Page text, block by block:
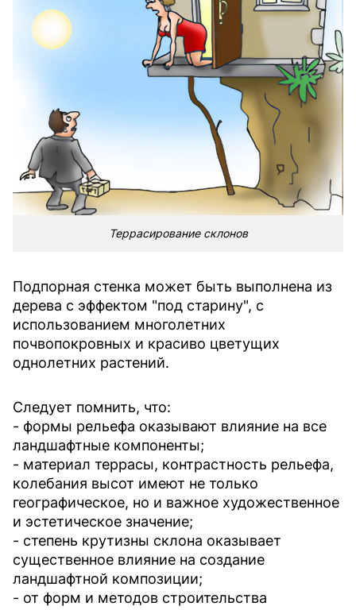
Террасирование склонов
Подпорная стенка может быть выполнена из
дерева с эффектом "под старину", с
использованием многолетних
почвопокровных и красиво цветущих
однолетних растений.
Следует помнить, что:
- формы рельефа оказывают влияние на все
ландшафтные компоненты;
- материал террасы, контрастность рельефа,
колебания высот имеют не только
географическое, но и важное художественное
и эстетическое значение;
- степень крутизны склона оказывает
существенное влияние на создание
ландшафтной композиции;
- от форм и методов строительства